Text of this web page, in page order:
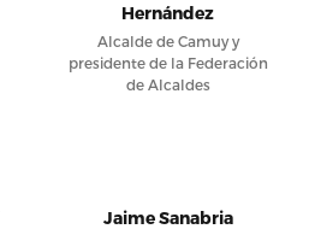
Hernández
Alcalde de Camuy y
presidente de la Federación
de Alcaldes
Jaime Sanabria